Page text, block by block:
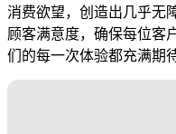
消费欲望，创造出几乎无
顾客满意度，确保每位客
们的每一次体验都充满期